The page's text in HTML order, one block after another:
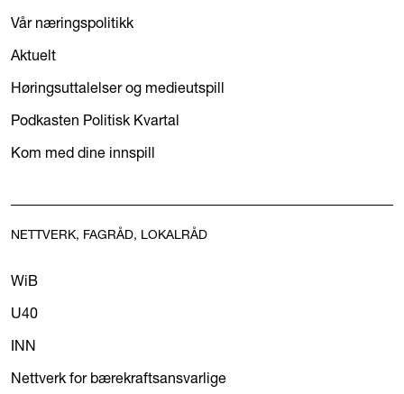
Vår næringspolitikk
Aktuelt
Høringsuttalelser og medieutspill
Podkasten Politisk Kvartal
Kom med dine innspill
NETTVERK, FAGRÅD, LOKALRÅD
WiB
U40
INN
Nettverk for bærekraftsansvarlige